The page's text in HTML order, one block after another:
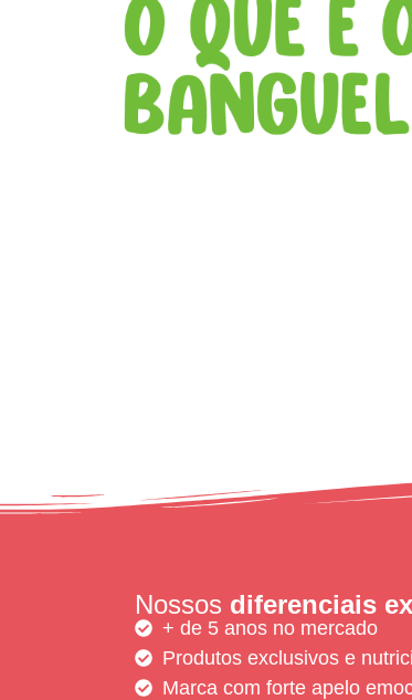
Nossos diferenciais
+ de 5 anos no mercado
Produtos exclusivos e
Marca com forte apelo